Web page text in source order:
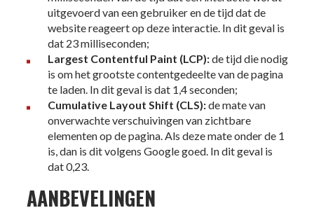
uitgevoerd van een gebruiker en de tijd dat de
website reageert op deze interactie. In dit geval is
dat 23 milliseconden;
Largest Contentful Paint (LCP):de tijd die nodig
is om het grootste contentgedeelte van de pagina
te laden. In dit geval is dat 1,4 seconden;
Cumulative Layout Shift (CLS):de mate van
onverwachte verschuivingen van zichtbare
elementen op de pagina. Als deze mate onder de 1
is, dan is dit volgens Google goed. In dit geval is
dat 0,23.
AANBEVELINGEN